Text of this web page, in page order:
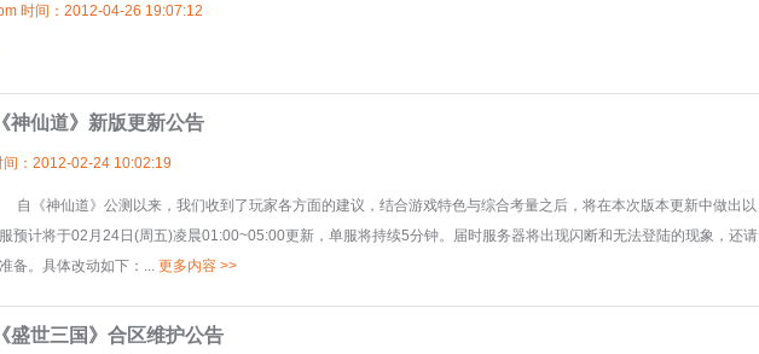
时间：2012-04-26 19:07:12
《神仙道》新版更新公告
：2012-02-24 10:02:19
《神仙道》公测以来，我们收到了玩家各方面的建议，结合游戏特色与综合考量之后，将在本次版本更新中做出以
预计将于02月24日(周五)凌晨01:00~05:00更新，单服将持续5分钟。届时服务器将出现闪断和无法登陆的现象，还请
备。具体改动如下：... 更多内容 >>
《盛世三国》合区维护公告